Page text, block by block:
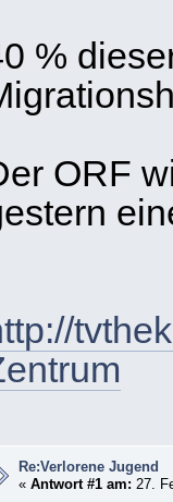
%
ORF
Re:Verlorene Jugend
«Antwort #1 am: 27.